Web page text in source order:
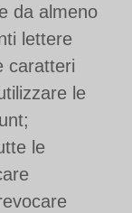
da almeno
lettere
caratteri
le
le